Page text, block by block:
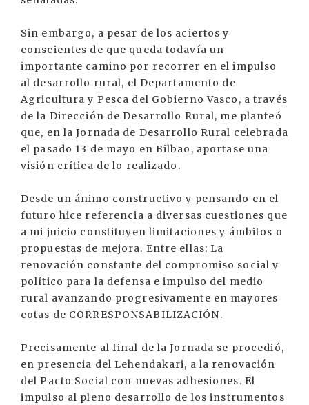
Sin embargo, a pesar de los aciertos y
conscientes de que queda todavía un
importante camino por recorrer en el impulso
al desarrollo rural, el Departamento de
Agricultura y Pesca del Gobierno Vasco, a través
de la Dirección de Desarrollo Rural, me planteó
que, en la Jornada de Desarrollo Rural celebrada
el pasado 13 de mayo en Bilbao, aportase una
visión crítica de lo realizado.
Desde un ánimo constructivo y pensando en el
futuro hice referencia a diversas cuestiones que
a mi juicio constituyen limitaciones y ámbitos o
propuestas de mejora. Entre ellas: La
renovación constante del compromiso social y
político para la defensa e impulso del medio
rural avanzando progresivamente en mayores
cotas de CORRESPONSABILIZACIÓN.
Precisamente al final de la Jornada se procedió,
en presencia del Lehendakari, a la renovación
del Pacto Social con nuevas adhesiones. El
impulso al pleno desarrollo de los instrumentos